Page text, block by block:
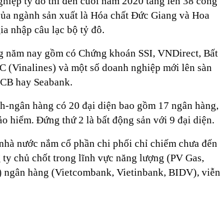
ngành sản xuất là Hóa chất Đức Giang và Hoa
nhập câu lạc bộ tỷ đô.
nay gồm có Chứng khoán SSI, VNDirect, Bất
(Vinalines) và một số doanh nghiệp mới lên sàn
hay Seabank.
hàng có 20 đại diện bao gồm 17 ngân hàng,
hiểm. Đứng thứ 2 là bất động sản với 9 đại diện.
nước nắm cổ phần chi phối chỉ chiếm chưa đến
chủ chốt trong lĩnh vực năng lượng (PV Gas,
ngân hàng (Vietcombank, Vietinbank, BIDV), viễn